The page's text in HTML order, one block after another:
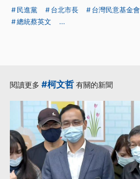
民進黨 台北市長
台灣民意基金會
總統蔡英文
...
閱讀更多 #柯文哲 有關的新聞